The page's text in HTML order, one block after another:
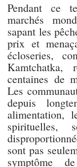
Pendant ce
marchés
sapant les
prix et
écloseries,
Kamtchatka,
centaines de
Les
depuis
alimentation,
spirituelles,
sont pas
symptôme